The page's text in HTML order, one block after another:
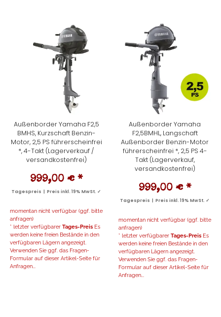
Außenborder Yamaha F2,5
BMHS, Kurzschaft Benzin-
Motor, 2,5 PS führerscheinfrei
*, 4-Takt (Lagerverkauf /
versandkostenfrei)
999,00 € *
Tagespreis | Preis inkl. 19% MwSt. ✓
momentan nicht verfügbar (ggf. bitte
anfragen)
* letzter verfügbarer Tages-Preis Es
werden keine freien Bestände in den
verfügbaren Lägern angezeigt.
Verwenden Sie ggf. das Fragen-
Formular auf dieser Artikel-Seite für
Anfragen...
Außenborder Yamaha
F2,5BMHL, Langschaft
Außenborder Benzin-Motor
führerscheinfrei *, 2,5 PS 4-
Takt (Lagerverkauf,
versandkostenfrei)
999,00 € *
Tagespreis | Preis inkl. 19% MwSt. ✓
momentan nicht verfügbar (ggf. bitte
anfragen)
* letzter verfügbarer Tages-Preis Es
werden keine freien Bestände in den
verfügbaren Lägern angezeigt.
Verwenden Sie ggf. das Fragen-
Formular auf dieser Artikel-Seite für
Anfragen...